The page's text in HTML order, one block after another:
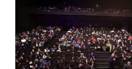
Noticias
imagen
grande